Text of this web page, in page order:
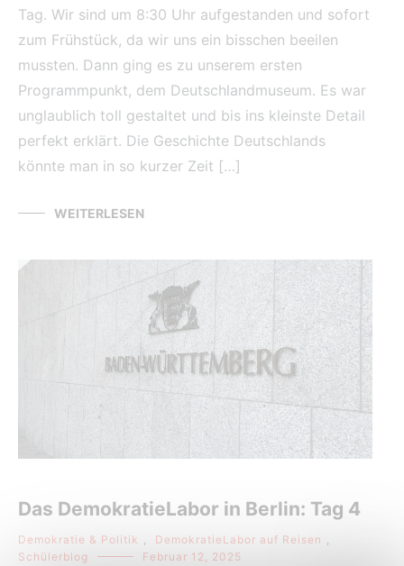
Tag. Wir sind um 8:30 Uhr aufgestanden und sofort
zum Frühstück, da wir uns ein bisschen beeilen
mussten. Dann ging es zu unserem ersten
Programmpunkt, dem Deutschlandmuseum. Es war
unglaublich toll gestaltet und bis ins kleinste Detail
perfekt erklärt. Die Geschichte Deutschlands
könnte man in so kurzer Zeit […]
WEITERLESEN
Das DemokratieLabor in Berlin: Tag 4
Demokratie & Politik , DemokratieLabor auf Reisen ,
Schülerblog
Februar 12, 2025